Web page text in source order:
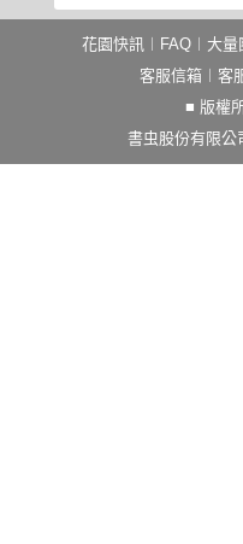
花園快訊 FAQ 大量
客服信箱 ︱
■ 版權
書虫股份有限公